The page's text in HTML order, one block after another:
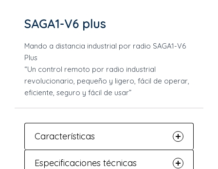
SAGA1-V6 plus
Mando a distancia industrial por radio SAGA1-V6
Plus
“Un control remoto por radio industrial
revolucionario, pequeño y ligero, fácil de operar,
eficiente, seguro y fácil de usar”
Características
Especificaciones técnicas